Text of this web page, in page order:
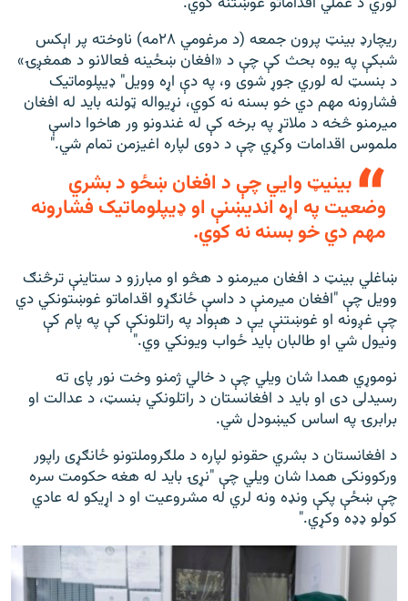
ریچارډ بینټ پرون جمعه (د مرغومي ۲۸مه) ناوخته پر اېکس
شبکې په یوه بحث کې چې د «افغان ښځینه فعالانو د همغږۍ»
د بنسټ له لوري جوړ شوی و، په دې اړه وویل" ډیپلوماتیک
فشارونه مهم دي خو بسنه نه کوي، نړیواله ټولنه باید له افغان
میرمنو څخه د ملاتړ په برخه کې له غندونو ور هاخوا داسې
ملموس اقدامات وکړي چې د دوی لپاره اغیزمن تمام شي."
بینیټ وايي چې د افغان ښځو د بشري
وضعیت په اړه اندیښنې او ډیپلوماتیک فشارونه
مهم دي خو بسنه نه کوي.
ښاغلي بینټ د افغان میرمنو د هڅو او مبارزو د ستاینې ترڅنګ
وویل چې "افغان میرمنې د داسې ځانګړو اقداماتو غوښتونکي دي
چې غږونه او غوښتنې یې د هېواد په راتلونکې کې په پام کې
ونیول شي او طالبان باید ځواب ویونکي وي."
نوموړي همدا شان ویلي چې د خالي ژمنو وخت نور پای ته
رسیدلی دی او باید د افغانستان د راتلونکي بنسټ، د عدالت او
برابرۍ په اساس کیښودل شي.
د افغانستان د بشري حقونو لپاره د ملګروملتونو ځانګړی راپور
ورکوونکی همدا شان ویلي چې "نړۍ باید له هغه حکومت سره
چې ښځې پکې ونډه ونه لري له مشروعیت او د اړیکو له عادي
کولو ډډه وکړي."